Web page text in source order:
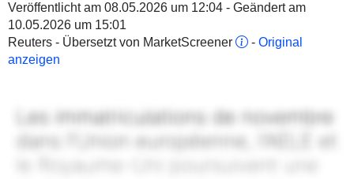
Veröffentlicht am 08.05.2026 um 12:04 - Geändert am
10.05.2026 um 15:01
Reuters - Übersetzt von MarketScreener
- Original
anzeigen